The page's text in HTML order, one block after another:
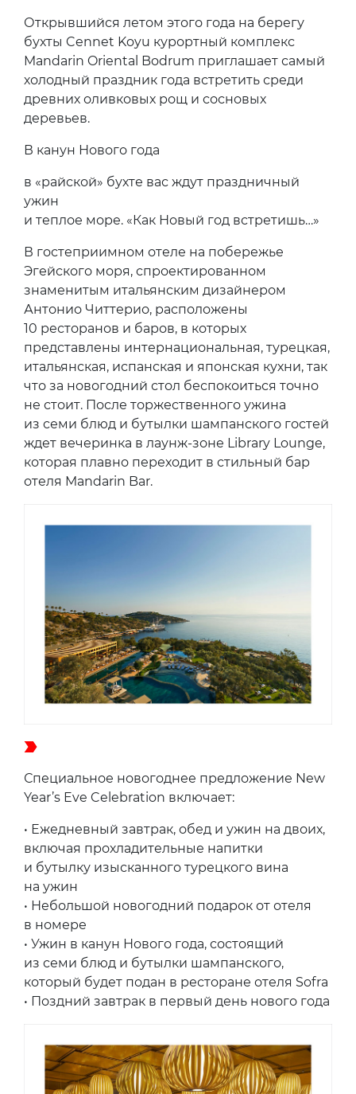
Открывшийся летом этого года на берегу
бухты Cennet Koyu курортный комплекс
Mandarin Oriental Bodrum приглашает самый
холодный праздник года встретить среди
древних оливковых рощ и сосновых
деревьев.
В канун Нового года
в «райской» бухте вас ждут праздничный
ужин
и теплое море. «Как Новый год встретишь…»
В гостеприимном отеле на побережье
Эгейского моря, спроектированном
знаменитым итальянским дизайнером
Антонио Читтерио, расположены
10 ресторанов и баров, в которых
представлены интернациональная, турецкая,
итальянская, испанская и японская кухни, так
что за новогодний стол беспокоиться точно
не стоит. После торжественного ужина
из семи блюд и бутылки шампанского гостей
ждет вечеринка в лаунж-зоне Library Lounge,
которая плавно переходит в стильный бар
отеля Mandarin Bar.
Специальное новогоднее предложение New
Year’s Eve Celebration включает:
• Ежедневный завтрак, обед и ужин на двоих,
включая прохладительные напитки
и бутылку изысканного турецкого вина
на ужин
• Небольшой новогодний подарок от отеля
в номере
• Ужин в канун Нового года, состоящий
из семи блюд и бутылки шампанского,
который будет подан в ресторане отеля Sofra
• Поздний завтрак в первый день нового года